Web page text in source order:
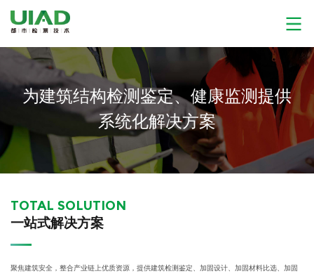
为建筑结构检测鉴定、健康监测提供
系统化解决方案
TOTAL SOLUTION
一站式解决方案
聚焦建筑安全，整合产业链上优质资源，提供建筑检测鉴定、加固设计、加固材料比选、加固